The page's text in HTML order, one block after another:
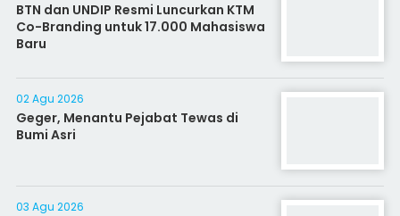
BTN dan UNDIP Resmi Luncurkan KTM
Co-Branding untuk 17.000 Mahasiswa
Baru
02 Agu 2026
Geger, Menantu Pejabat Tewas di
Bumi Asri
03 Agu 2026